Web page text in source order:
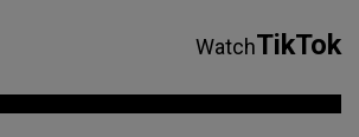
WatchTikTok